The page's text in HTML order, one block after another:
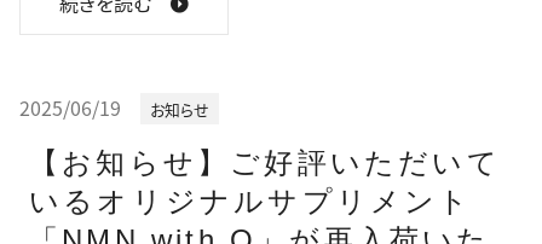
お知らせ
【お知らせ】ご好評いただいて
いるオリジナルサプリメント
2025/06/19